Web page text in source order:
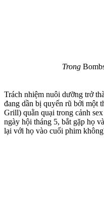
Trong
Trách nhiệm nuôi dưỡng trở
đang dần bị quyến rũ bởi một
Grill) quằn quại trong cảnh
ngày hội tháng 5, bắt gặp họ
lại với họ vào cuối phim